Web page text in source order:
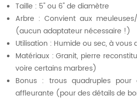
Taille : 5" ou 6" de diamètre
​Arbre : Convient aux
(aucun adaptateur nécessaire !)
Utilisation : Humide ou sec, à vous
Matériaux : Granit, pierre
voire certains marbres)
Bonus : trous quadruples pour
affleurante (pour des détails de